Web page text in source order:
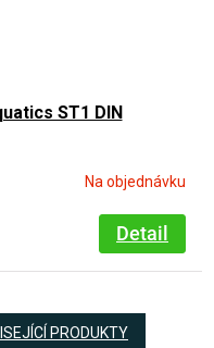
ST1 DIN
Na objednávku
Detail
PRODUKTY